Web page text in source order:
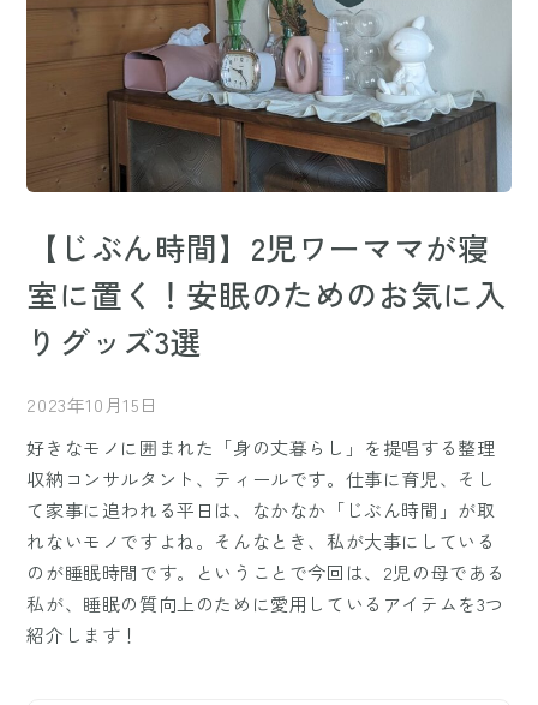
【じぶん時間】2児ワーママが寝
室に置く！安眠のためのお気に入
りグッズ3選
2023年10月15日
好きなモノに囲まれた「身の丈暮らし」を提唱する整理
収納コンサルタント、ティールです。仕事に育児、そし
て家事に追われる平日は、なかなか「じぶん時間」が取
れないモノですよね。そんなとき、私が大事にしている
のが睡眠時間です。ということで今回は、2児の母である
私が、睡眠の質向上のために愛用しているアイテムを3つ
紹介します！